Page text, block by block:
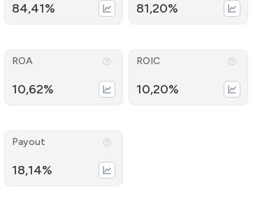
84,41% 81,20%
ROA
10,62%
ROIC
10,20%
Payout
18,14%